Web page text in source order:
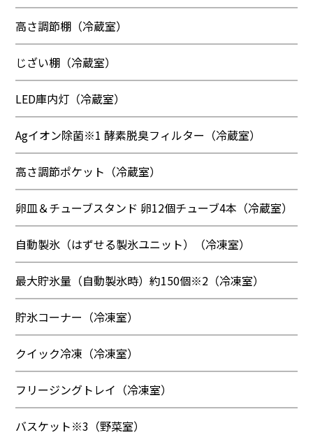
高さ調節棚（冷蔵室）
じざい棚（冷蔵室）
LED庫内灯（冷蔵室）
Agイオン除菌※1 酵素脱臭フィルター（冷蔵室）
高さ調節ポケット（冷蔵室）
卵皿＆チューブスタンド 卵12個チューブ4本（冷蔵室）
自動製氷（はずせる製氷ユニット）（冷凍室）
最大貯氷量（自動製氷時）約150個※2（冷凍室）
貯氷コーナー（冷凍室）
クイック冷凍（冷凍室）
フリージングトレイ（冷凍室）
バスケット※3（野菜室）